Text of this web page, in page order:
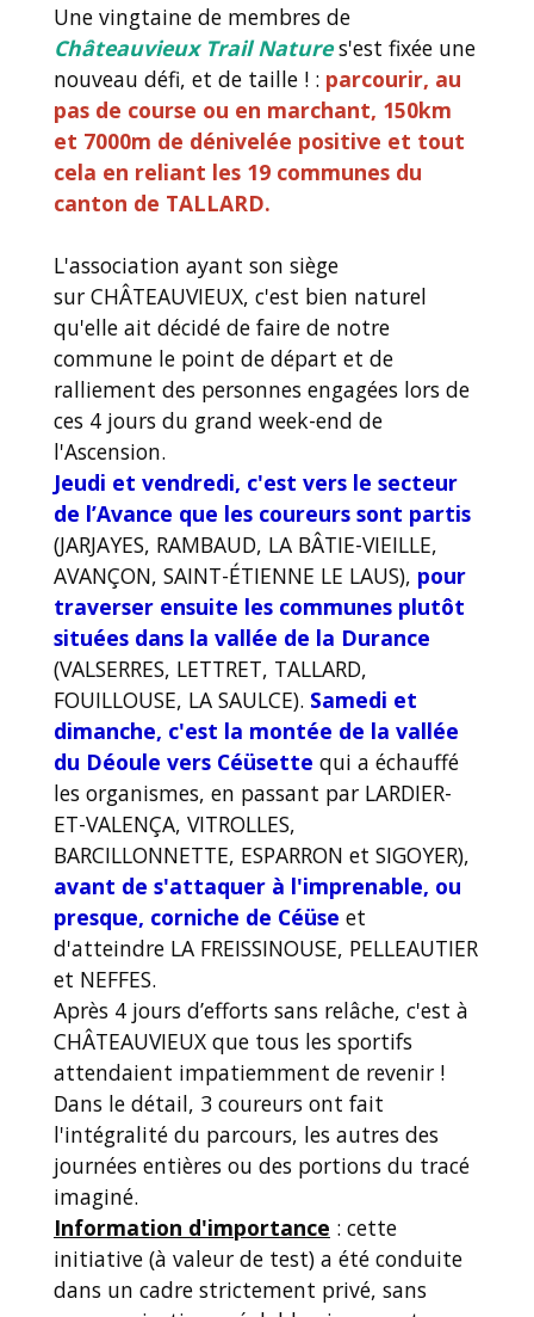
Une vingtaine de membres de
Châteauvieux Trail Natures'est fixée une
nouveau défi, et de taille ! : parcourir, au
pas de course ou en marchant, 150km
et 7000m de dénivelée positive et tout
cela en reliant les 19 communes du
canton de TALLARD.
L'association ayant son siège
sur CHÂTEAUVIEUX, c'est bien naturel
qu'elle ait décidé de faire de notre
commune le point de départ et de
ralliement des personnes engagées lors de
ces 4 jours du grand week-end de
l'Ascension.
Jeudi et vendredi, c'est vers le secteur
de l’Avance que les coureurs sont partis
(JARJAYES, RAMBAUD, LA BÂTIE-VIEILLE,
AVANÇON, SAINT-ÉTIENNE LE LAUS), pour
traverser ensuite les communes plutôt
situées dans la vallée de la Durance
(VALSERRES, LETTRET, TALLARD,
FOUILLOUSE, LA SAULCE). Samedi et
dimanche, c'est la montée de la vallée
du Déoule vers Céüsette qui a échauffé
les organismes, en passant par LARDIER-
ET-VALENÇA, VITROLLES,
BARCILLONNETTE, ESPARRON et SIGOYER),
avant de s'attaquer à l'imprenable, ou
presque, corniche de Céüse et
d'atteindre LA FREISSINOUSE, PELLEAUTIER
et NEFFES.
Après 4 jours d’efforts sans relâche, c'est à
CHÂTEAUVIEUX que tous les sportifs
attendaient impatiemment de revenir !
Dans le détail, 3 coureurs ont fait
l'intégralité du parcours, les autres des
journées entières ou des portions du tracé
imaginé.
Information d'importance : cette
initiative (à valeur de test) a été conduite
dans un cadre strictement privé, sans